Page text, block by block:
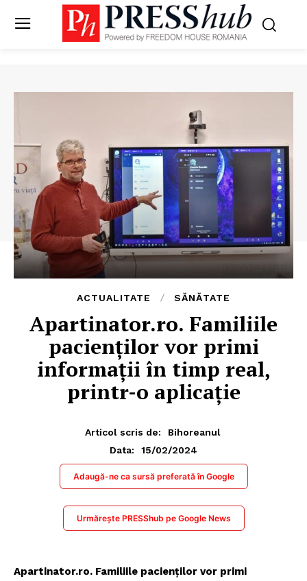
ACTUALITATE SĂNĂTATE
Apartinator.ro. Familiile
pacienților vor primi
informații în timp real,
printr-o aplicație
Articol scris de:
Bihoreanul
Data:
15/02/2024
Adaugă-ne ca sursă preferată în Google
Urmărește PRESShub pe Google News
Apartinator.ro. Familiile pacienților vor primi